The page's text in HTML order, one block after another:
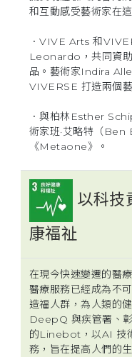
和互動感受藝術家在
．VIVE Arts 和
Leonardo，共同資
品。藝術家Indira
VIVERSE 打造兩個藝
．與柏林Esther
術家班·艾略特（Ben
《Metaone》。
以科技
康福祉
在現今快速變遷的醫
醫療服務已經成為不
造福人群，為人類的
DeepQ 與疾管署、
的Linebot，以AI 技
務，旨在提高人們的